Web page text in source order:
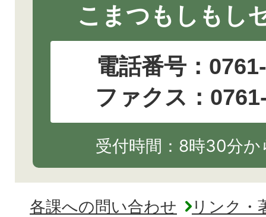
こまつもしもし
電話番号：
ファクス：
受付時間：8時30分
各課への問い合わせ
リンク・